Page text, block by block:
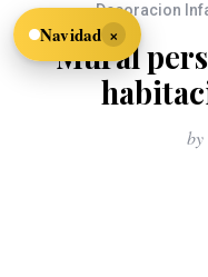
Decoracion
Mural
by
Navidad ×